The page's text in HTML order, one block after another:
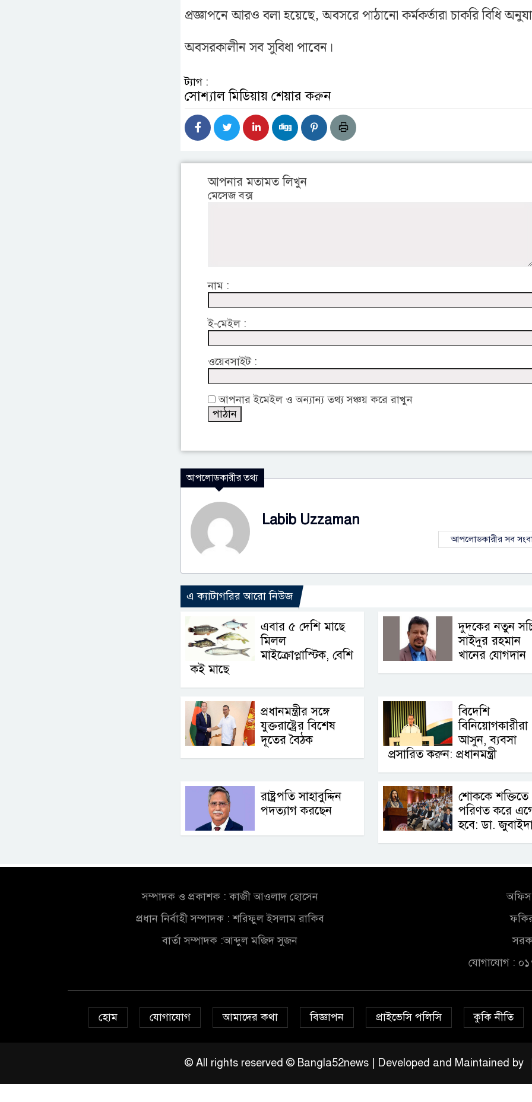
প্রজ্ঞাপনে আরও বলা হয়েছে, অবসরে পাঠানো কর্মকর্তারা চাকরি বিধি
অবসরকালীন সব সুবিধা পাবেন।
ট্যাগ :
সোশ্যাল মিডিয়ায় শেয়ার করুন
আপনার মতামত লিখুন
মেসেজ বক্স
নাম :
ই-মেইল :
ওয়েবসাইট :
আপনার ইমেইল ও অন্যান্য তথ্য সঞ্চয় করে রাখুন
আপলোডকারীর তথ্য
Labib Uzzaman
আপলোডকারীর সব
এ ক্যাটাগরির আরো নিউজ
এবার ৫ দেশি মাছে
মিলল
মাইক্রোপ্লাস্টিক, বেশি
কই মাছে
দুদকের নতুন
সাইদুর রহমান
খানের যোগদান
প্রধানমন্ত্রীর সঙ্গে
যুক্তরাষ্ট্রের বিশেষ
দূতের বৈঠক
বিদেশি
বিনিয়োগকারীরা
আসুন, ব্যবসা
প্রসারিত করুন: প্রধানমন্ত্রী
রাষ্ট্রপতি সাহাবুদ্দিন
পদত্যাগ করছেন
শোককে শক্তিতে
পরিণত করে
হবে: ডা.
সম্পাদক ও প্রকাশক : কাজী আওলাদ হোসেন
প্রধান নির্বাহী সম্পাদক : শরিফুল ইসলাম রাকিব
বার্তা সম্পাদক :আব্দুল মজিদ সুজন
যোগাযোগ :
হোম যোগাযোগ আমাদের কথা বিজ্ঞাপন প্রাইভেসি পলিসি কুকি নীতি
© All rights reserved © Bangla52news | Developed and Maintained by